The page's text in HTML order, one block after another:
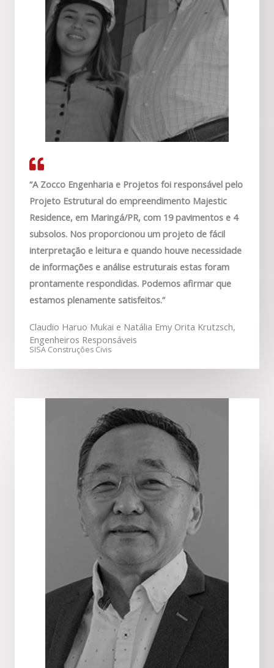
“A Zocco Engenharia e Projetos foi responsável pelo
Projeto Estrutural do empreendimento Majestic
Residence, em Maringá/PR, com 19 pavimentos e 4
subsolos. Nos proporcionou um projeto de fácil
interpretação e leitura e quando houve necessidade
de informações e análise estruturais estas foram
prontamente respondidas. Podemos afirmar que
estamos plenamente satisfeitos.”
Claudio Haruo Mukai e Natália Emy Orita Krutzsch,
Engenheiros Responsáveis
SISA Construções Civis